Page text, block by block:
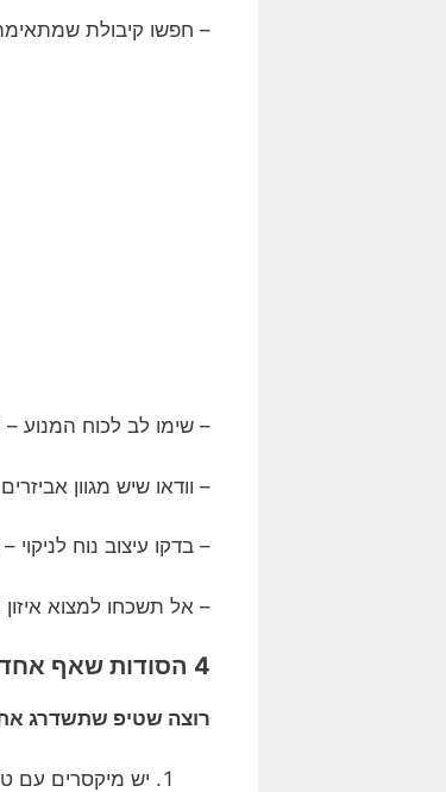
– חפשו קיבולת
– שימו לב לכוח המנוע – מעל 500 וואט זה מסוחף לשימוש
– וודאו שיש מגוון
– בדקו עיצוב נוח
– אל תשכחו למצוא
4 הסודות שאף אחד לא מספר על מיקסרים מקצועיים
רוצה שטיפ שתשדרג
יש מיקסרים עם